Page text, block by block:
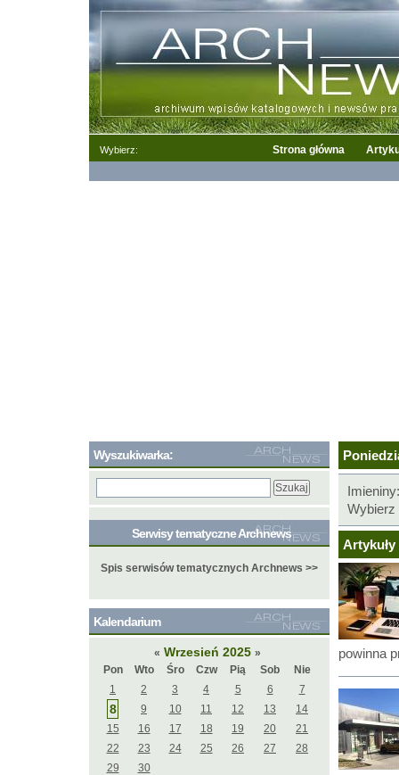
Wybierz: Strona główna
Wybierz
powinna
Wyszukiwarka:
Serwisy tematyczne Archnews
Spis serwisów tematycznych Archnews >>
Kalendarium
« Wrzesień 2025 »
Pon
Wto Śro Czw Pią Sob
Nie
1
2 3 4 5 6 7
8 9 10 11 12 13
14
15
16 17 18 19 20
21
22
23 24 25 26 27
28
29
30